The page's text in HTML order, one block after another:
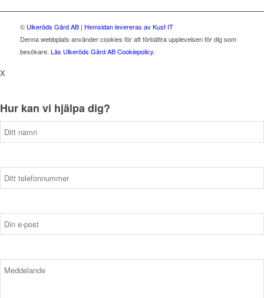
© Ulkeröds Gård AB| Hemsidan levereras av Kust IT
Denna webbplats använder cookies för att förbättra upplevelsen för dig som
besökare. Läs Ulkeröds Gård AB Cookiepolicy.
X
Hur kan vi hjälpa dig?